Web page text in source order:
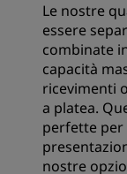
Le nostre
essere
combinate
capacità
ricevimenti
a platea.
perfette
nostre